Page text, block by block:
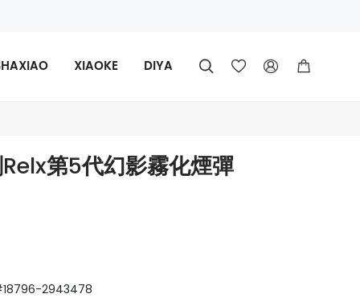
XIAOKE DIYA    
Relx第5代幻影霧化煙彈
2943478